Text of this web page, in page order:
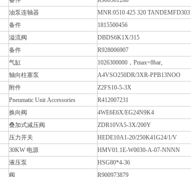
油泵连轴器
MNR:0510 425 320 TANDEMFD303
备件
1815500456
溢流阀
DBDS6K1X/315
备件
R928006907
气缸
1026300000，Pmax=8bar,
轴向柱塞泵
A4VSO250DR/3XR-PPB13NOO
附件
Z2FS10-5-3X
Pneumatic Unit Accessories
R412007231
换向阀
4WE6E6X/EG24N9K4
叠加式减压阀
ZDR10VA5-3X/200Y
压力开关
HEDE10A1-20/250K41G24/1/V
30KW 电源
HMV01.1E-W0030-A-07-NNNN
液压泵
HSG80*4-36
阀
R900973879